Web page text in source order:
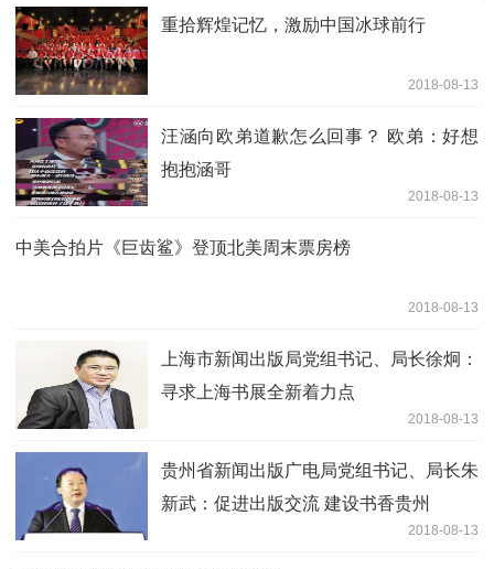
重拾辉煌记忆，激励中国冰球前行
2018-08-13
汪涵向欧弟道歉怎么回事？ 欧弟：好想
抱抱涵哥
2018-08-13
中美合拍片《巨齿鲨》登顶北美周末票房榜
2018-08-13
上海市新闻出版局党组书记、局长徐炯：
寻求上海书展全新着力点
2018-08-13
贵州省新闻出版广电局党组书记、局长朱
新武：促进出版交流 建设书香贵州
2018-08-13